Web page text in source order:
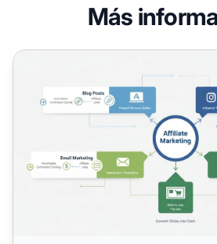
Más
¿Cómo se promocionan